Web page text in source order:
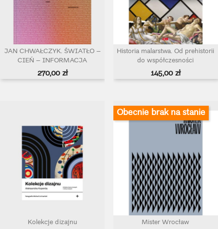
JAN CHWAŁCZYK. ŚWIATŁO –
CIEŃ – INFORMACJA
Cena
270,00 zł
Historia malarstwa. Od prehistorii
do współczesności
Cena
145,00 zł
Kolekcje dizajnu Mister Wrocław
Obecnie brak na stanie